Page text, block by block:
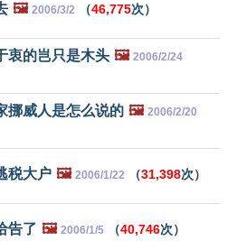
🖼️ 2006/3/2 （46,775次）
衷的岂只是木头 🖼️ 2006/2/24
挪威人是怎么说的 🖼️ 2006/2/20
税大户 🖼️ 2006/1/22 （31,398次）
告了 🖼️ 2006/1/5 （40,746次）